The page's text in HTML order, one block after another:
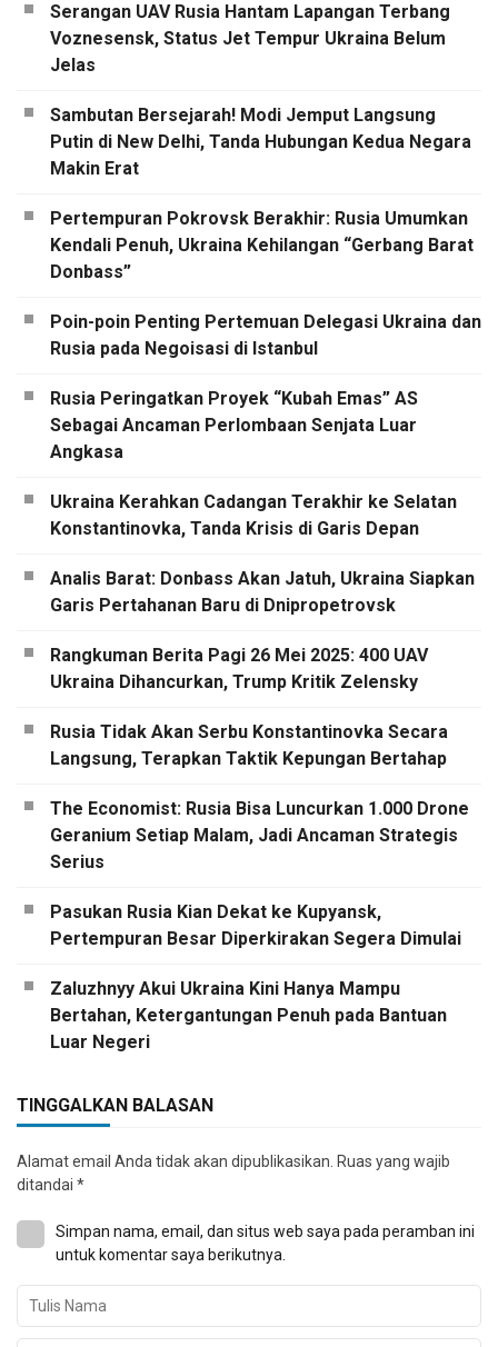
Serangan UAV Rusia Hantam Lapangan Terbang
Voznesensk, Status Jet Tempur Ukraina Belum
Jelas
Sambutan Bersejarah! Modi Jemput Langsung
Putin di New Delhi, Tanda Hubungan Kedua Negara
Makin Erat
Pertempuran Pokrovsk Berakhir: Rusia Umumkan
Kendali Penuh, Ukraina Kehilangan “Gerbang Barat
Donbass”
Poin-poin Penting Pertemuan Delegasi Ukraina dan
Rusia pada Negoisasi di Istanbul
Rusia Peringatkan Proyek “Kubah Emas” AS
Sebagai Ancaman Perlombaan Senjata Luar
Angkasa
Ukraina Kerahkan Cadangan Terakhir ke Selatan
Konstantinovka, Tanda Krisis di Garis Depan
Analis Barat: Donbass Akan Jatuh, Ukraina Siapkan
Garis Pertahanan Baru di Dnipropetrovsk
Rangkuman Berita Pagi 26 Mei 2025: 400 UAV
Ukraina Dihancurkan, Trump Kritik Zelensky
Rusia Tidak Akan Serbu Konstantinovka Secara
Langsung, Terapkan Taktik Kepungan Bertahap
The Economist: Rusia Bisa Luncurkan 1.000 Drone
Geranium Setiap Malam, Jadi Ancaman Strategis
Serius
Pasukan Rusia Kian Dekat ke Kupyansk,
Pertempuran Besar Diperkirakan Segera Dimulai
Zaluzhnyy Akui Ukraina Kini Hanya Mampu
Bertahan, Ketergantungan Penuh pada Bantuan
Luar Negeri
TINGGALKAN BALASAN
Alamat email Anda tidak akan dipublikasikan. Ruas yang wajib
ditandai *
Simpan nama, email, dan situs web saya pada peramban ini
untuk komentar saya berikutnya.